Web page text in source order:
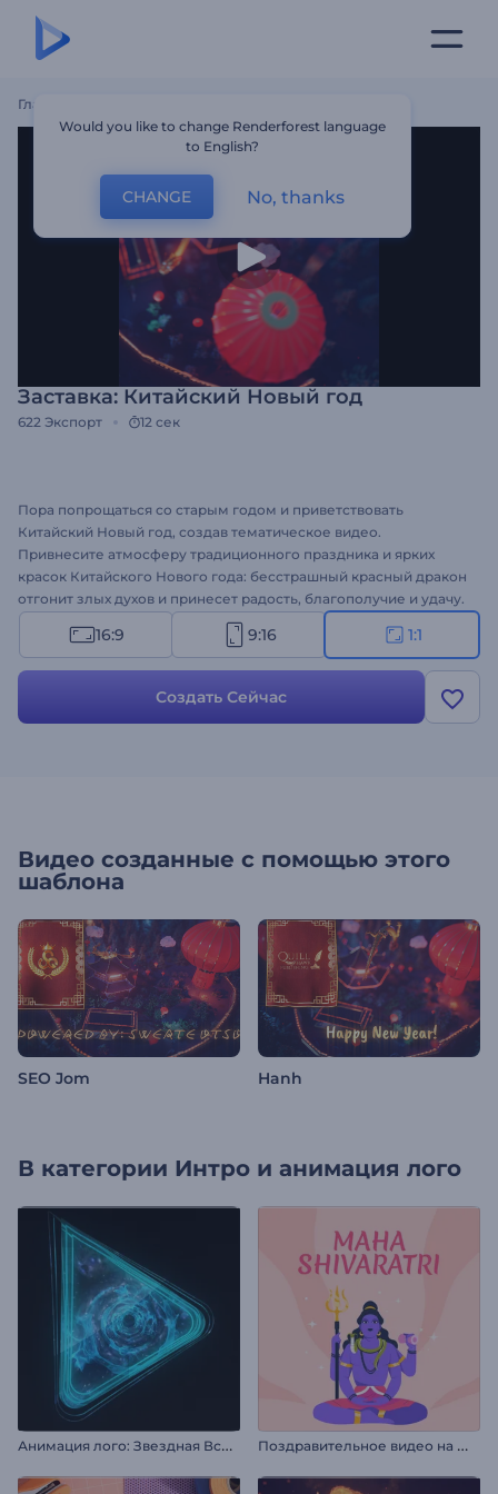
Главная
Заставка: Китайский Новый год
622 Экспорт 12 сек
Пора попрощаться со старым годом и приветствовать
Китайский Новый год, создав тематическое видео.
Привнесите атмосферу традиционного праздника и ярких
красок Китайского Нового года: бесстрашный красный дракон
отгонит злых духов и принесет радость, благополучие и удачу.
Оформите праздничное видео!
16:9 9:16 1:1
Создать Сейчас
Видео созданные с помощью этого
шаблона
SEO Jom Hanh
В категории Интро и анимация лого
А
нимация лого: Звездная Вселенная П
оздравительное видео на Маха Шивратри
Would you like to change Renderforest language
to English?
CHANGE No, thanks